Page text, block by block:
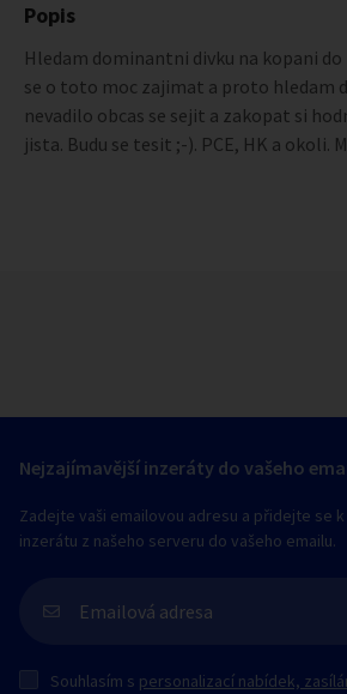
Popis
Hledam dominantni divku na kopani do
se o toto moc zajimat a proto hledam
nevadilo obcas se sejit a zakopat si
jista. Budu se tesit ;-). PCE, HK a okoli.
Nejzajímavější inzeráty do vašeho
Zadejte vaši emailovou adresu a přidejte se
inzerátu z našeho serveru do vašeho emailu.
Souhlasím s personalizací nabídek,